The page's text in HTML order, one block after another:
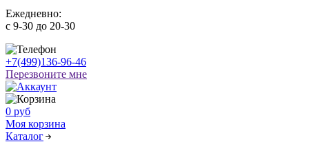
Ежедневно:
c 9-30 до 20-30
+7(499)136-96-46
Перезвоните мне
0 руб
Моя корзина
Каталог